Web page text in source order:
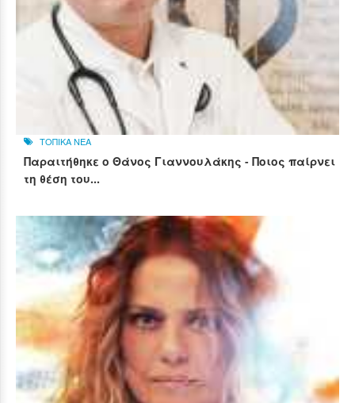
ΤΟΠΙΚΑ ΝΕΑ
Παραιτήθηκε ο Θάνος Γιαννουλάκης - Ποιος παίρνει
τη θέση του...